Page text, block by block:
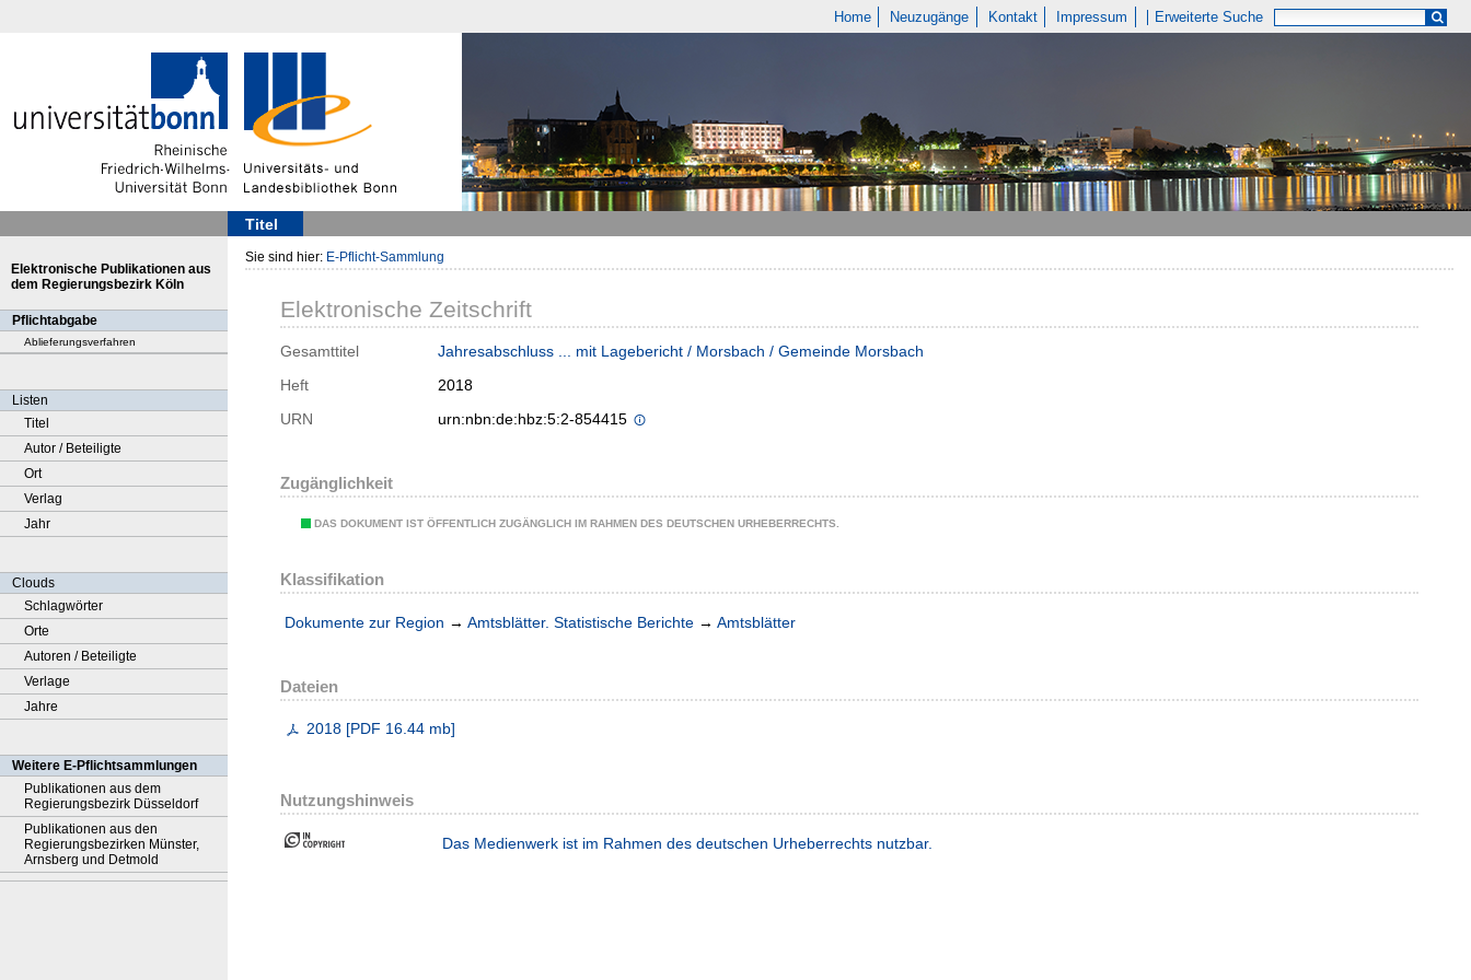
Home Neuzugänge Kontakt Impressum Erweiterte Suche
Titel
Elektronische Publikationen aus
dem Regierungsbezirk Köln
Pflichtabgabe
Ablieferungsverfahren
Listen
Titel
Autor / Beteiligte
Ort
Verlag
Jahr
Clouds
Schlagwörter
Orte
Autoren / Beteiligte
Verlage
Jahre
Weitere E-Pflichtsammlungen
Publikationen aus dem
Regierungsbezirk Düsseldorf
Publikationen aus den
Regierungsbezirken Münster,
Arnsberg und Detmold
Sie sind hier: E-Pflicht-Sammlung
Elektronische Zeitschrift
Gesamttitel
Jahresabschluss ... mit Lagebericht / Morsbach / Gemeinde Morsbach
Heft
2018
URN
urn:nbn:de:hbz:5:2-854415
Zugänglichkeit
DAS DOKUMENT IST ÖFFENTLICH ZUGÄNGLICH IM RAHMEN DES DEUTSCHEN URHEBERRECHTS.
Klassifikation
Dokumente zur Region → Amtsblätter. Statistische Berichte → Amtsblätter
Dateien
2018 [PDF 16.44 mb]
Nutzungshinweis
Das Medienwerk ist im Rahmen des deutschen Urheberrechts nutzbar.